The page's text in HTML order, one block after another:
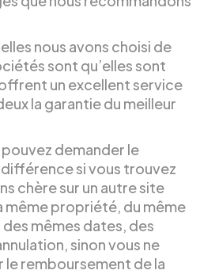
nous avons choisi de
sont qu’elles sont
un excellent service
la garantie du meilleur
demander le
si vous trouvez
chère sur un autre site
même propriété, du même
mêmes dates, des
sinon vous ne
le remboursement de la